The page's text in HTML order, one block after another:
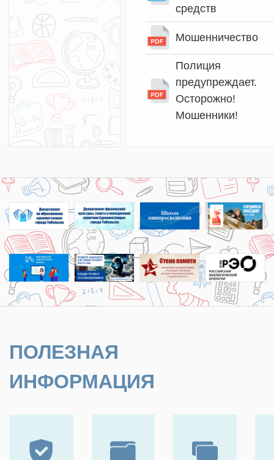
средств
Мошенничество
Полиция
предупреждает.
Осторожно!
Мошенники!
ПОЛЕЗНАЯ
ИНФОРМАЦИЯ